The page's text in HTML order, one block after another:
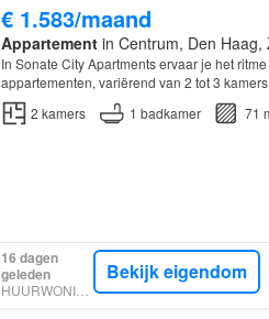
€ 1.583/maand
Appartementin Centrum, Den Haag,
In Sonate City Apartments ervaar je het
appartementen, variërend van 2 tot 3
verdieping
2 kamers 1 badkamer 71
16 dagen
geleden
HUURWONINGEN
Bekijk eigendom